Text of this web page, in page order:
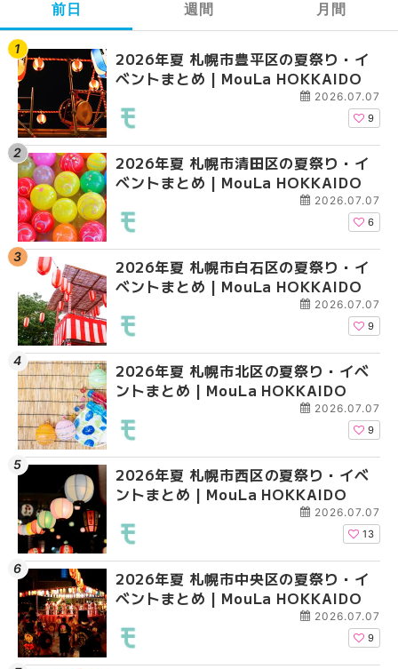
前日
2026年夏 札幌市豊平区の夏祭り・イ
ベントまとめ | MouLa HOKKAIDO
2026.07.07
9
2026年夏 札幌市清田区の夏祭り・イ
ベントまとめ | MouLa HOKKAIDO
2026.07.07
6
2026年夏 札幌市白石区の夏祭り・イ
ベントまとめ | MouLa HOKKAIDO
2026.07.07
9
2026年夏 札幌市北区の夏祭り・イベ
ントまとめ | MouLa HOKKAIDO
2026.07.07
9
2026年夏 札幌市西区の夏祭り・イベ
ントまとめ | MouLa HOKKAIDO
2026.07.07
13
2026年夏 札幌市中央区の夏祭り・イ
ベントまとめ | MouLa HOKKAIDO
2026.07.07
9
週間
【2026年最新】札幌
ガーデン｜オープン日
大通公園から穴場テ
2026年夏 札幌市白石
ベントまとめ |
2026年夏 札幌市西区
ントまとめ | MouLa
2026年夏 札幌市豊平
ベントまとめ |
2026年夏 札幌市北区
ントまとめ | MouLa
2026年夏 札幌市清田
ベントまとめ |
月間
【2026年最新】札幌
ガーデン｜オープン日
大通公園から穴場テ
2026年夏 札幌市北区
ントまとめ | MouLa
2026年夏 札幌市白石
ベントまとめ |
2026年夏 札幌市西区
ントまとめ | MouLa
2026年夏 札幌市清田
ベントまとめ |
2026年夏 札幌市手稲
ベントまとめ |